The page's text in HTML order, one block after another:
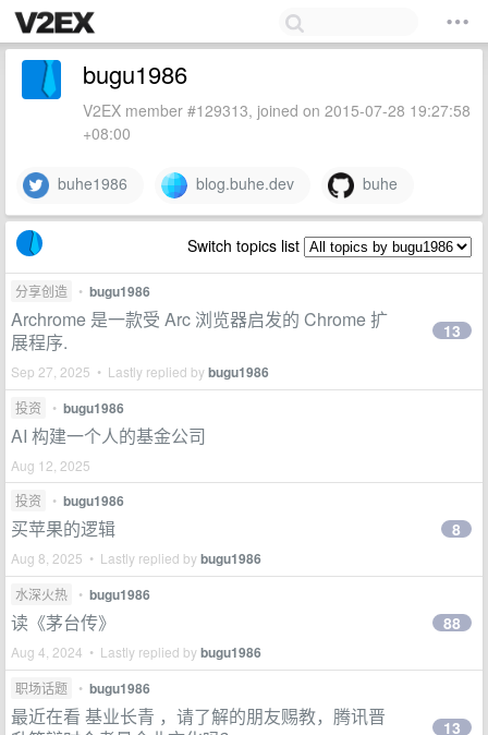
bugu1986
V2EX member #129313, joined on 2015-07-28 19:27:58
+08:00
buhe1986 blog.buhe.dev buhe
Switch topics list
分享创造 • bugu1986
Archrome 是一款受 Arc 浏览器启发的 Chrome 扩
展程序.
Sep 27, 2025 • Lastly replied bybugu1986
13
投资 • bugu1986
AI 构建一个人的基金公司
Aug 12, 2025
投资
• bugu1986
买苹果的逻辑
Aug 8, 2025 • Lastly replied bybugu1986
8
水深火热 • bugu1986
读《茅台传》
Aug 4, 2024 • Lastly replied bybugu1986
88
职场话题 • bugu1986
最近在看 基业长青 ，请了解的朋友赐教，腾讯晋
13